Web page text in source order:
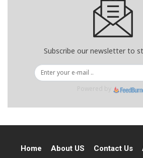
Subscribe our newsletter to
Home About US Contact Us